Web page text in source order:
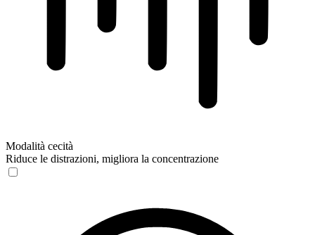
Modalità cecità
Riduce le distrazioni, migliora la concentrazione